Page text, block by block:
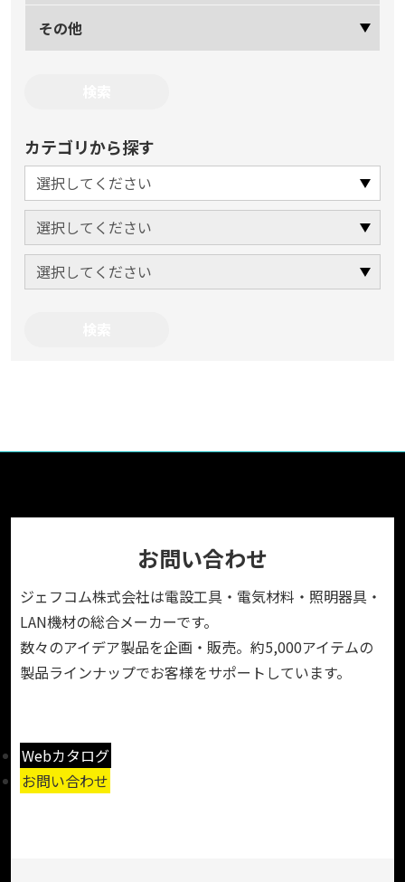
その他
カテゴリから探す
お問い合わせ
ジェフコム株式会社は電設工具・電気材料・照明器具・
LAN機材の総合メーカーです。
数々のアイデア製品を企画・販売。約5,000アイテムの
製品ラインナップでお客様をサポートしています。
Webカタログ
お問い合わせ